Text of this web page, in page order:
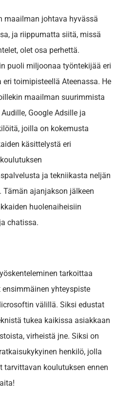
maailman johtava hyvässä
ja riippumatta siitä, missä
olet osa perhettä.
puoli miljoonaa työntekijää eri
toimipisteellä Ateenassa. He
maailman suurimmista
Google Adsille ja
joilla on kokemusta
käsittelystä eri
ja tekniikasta neljän
ajanjakson jälkeen
huolenaiheisiin
chatissa.
tarkoittaa
yhteyspiste
välillä. Siksi edustat
tukea kaikissa asiakkaan
virheistä jne. Siksi on
henkilö, jolla
tarvittavan koulutuksen ennen